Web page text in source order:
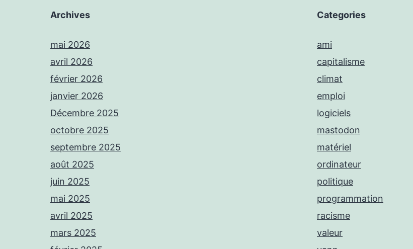
Archives
mai 2026
avril 2026
février 2026
janvier 2026
Décembre 2025
octobre 2025
septembre 2025
août 2025
juin 2025
mai 2025
avril 2025
mars 2025
Categories
ami
capitalisme
climat
emploi
logiciels
mastodon
matériel
ordinateur
politique
programmation
racisme
valeur